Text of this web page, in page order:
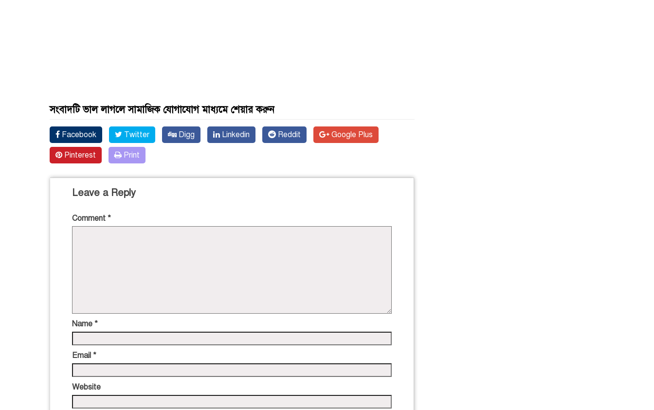
সংবাদটি ভাল লাগলে সামাজিক যোগাযোগ মাধ্যমে শেয়ার করুন
Facebook Twitter Digg Linkedin Reddit Google Plus
Pinterest Print
Leave a Reply
Comment *
Name *
Email *
Website